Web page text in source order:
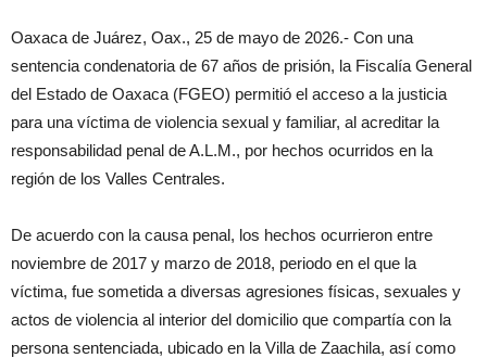
Oaxaca de Juárez, Oax., 25 de mayo de 2026.- Con una
sentencia condenatoria de 67 años de prisión, la Fiscalía General
del Estado de Oaxaca (FGEO) permitió el acceso a la justicia
para una víctima de violencia sexual y familiar, al acreditar la
responsabilidad penal de A.L.M., por hechos ocurridos en la
región de los Valles Centrales.
De acuerdo con la causa penal, los hechos ocurrieron entre
noviembre de 2017 y marzo de 2018, periodo en el que la
víctima, fue sometida a diversas agresiones físicas, sexuales y
actos de violencia al interior del domicilio que compartía con la
persona sentenciada, ubicado en la Villa de Zaachila, así como